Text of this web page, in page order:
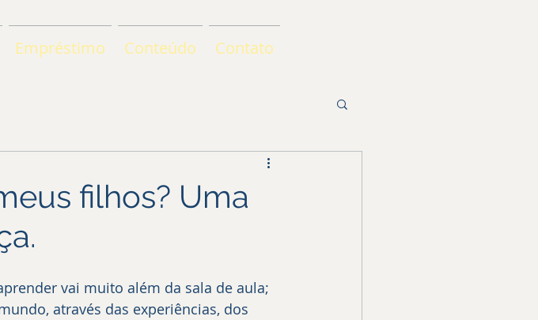
Empréstimo Conteúdo Contato
filhos? Uma
vai muito além da sala de aula;
através das experiências, dos